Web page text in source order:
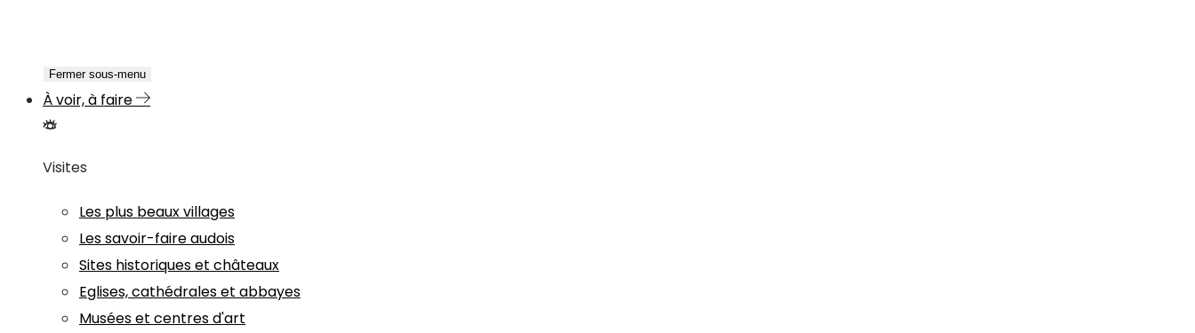
Fermer sous-menu
À voir, à faire
Visites
Les plus beaux villages
Les savoir-faire audois
Sites historiques et châteaux
Eglises, cathédrales et abbayes
Musées et centres d'art